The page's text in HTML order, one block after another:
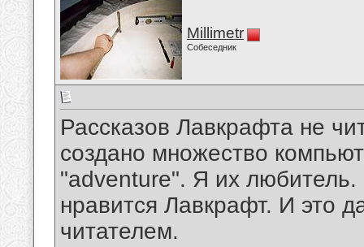
Millimetr
Собеседник
Рассказов Лавкрафта не
создано множество
"adventure". Я их любитель.
нравится Лавкрафт. И это
читателем.